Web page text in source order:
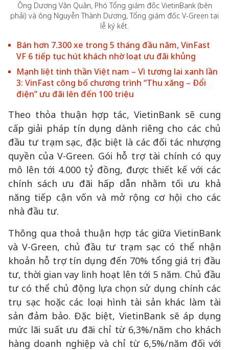
Ông Dương Văn Quân, Phó Tổng giám đốc VietinBank (bên
phải) và ông Nguyễn Thành Dương, Tổng giám đốc V-Green tại
lễ ký kết.
Bán hơn 7.300 xe trong 5 tháng đầu năm, VinFast
VF 6 tiếp tục hút khách nhờ loạt ưu đãi khủng
Mạnh liệt tinh thần Việt nam – Vì tương lai xanh lần
3: VinFast công bố chương trình “Thu xăng – Đổi
điện” ưu đãi lên đến 100 triệu
Theo thỏa thuận hợp tác, VietinBank sẽ cung
cấp giải pháp tín dụng dành riêng cho các chủ
đầu tư trạm sạc, đặc biệt là các đối tác nhượng
quyền của V-Green. Gói hỗ trợ tài chính có quy
mô lên tới 4.000 tỷ đồng, được thiết kế với các
chính sách ưu đãi hấp dẫn nhằm tối ưu khả
năng tiếp cận vốn và mở rộng cơ hội cho các
nhà đầu tư.
Thông qua thoả thuận hợp tác giữa VietinBank
và V-Green, chủ đầu tư trạm sạc có thể nhận
khoản hỗ trợ tín dụng đến 70% tổng giá trị đầu
tư, thời gian vay linh hoạt lên tới 5 năm. Chủ đầu
tư có thể chủ động lựa chọn sử dụng chính các
trụ sạc hoặc các loại hình tài sản khác làm tài
sản đảm bảo. Đặc biệt, VietinBank sẽ áp dụng
mức lãi suất ưu đãi chỉ từ 6,3%/năm cho khách
hàng doanh nghiệp và chỉ từ 6,5%/năm đối với